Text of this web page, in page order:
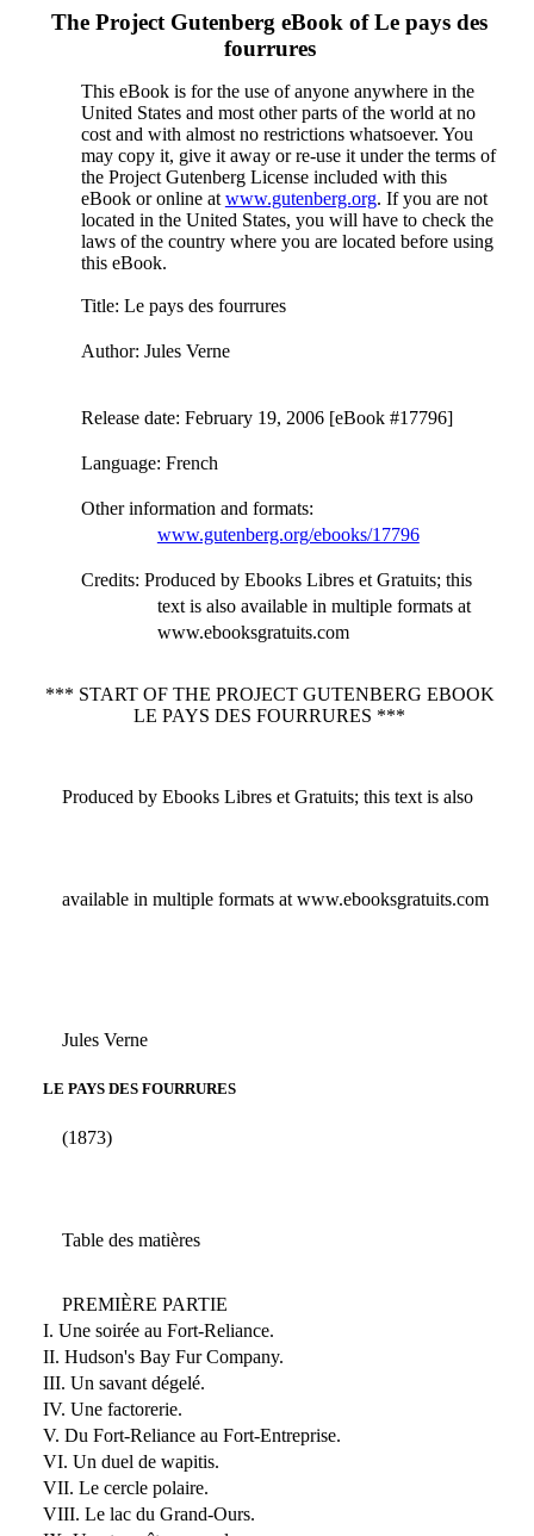
The Project Gutenberg eBook ofLe pays des
fourrures
This eBook is for the use of anyone anywhere in the
United States and most other parts of the world at no
cost and with almost no restrictions whatsoever. You
may copy it, give it away or re-use it under the terms of
the Project Gutenberg License included with this
eBook or online at www.gutenberg.org. If you are not
located in the United States, you will have to check the
laws of the country where you are located before using
this eBook.
Title: Le pays des fourrures
Author: Jules Verne
Release date: February 19, 2006 [eBook #17796]
Language: French
Other information and formats:
www.gutenberg.org/ebooks/17796
Credits: Produced by Ebooks Libres et Gratuits; this
text is also available in multiple formats at
www.ebooksgratuits.com
*** START OF THE PROJECT GUTENBERG EBOOK
LE PAYS DES FOURRURES ***
Produced by Ebooks Libres et Gratuits; this text is also
available in multiple formats at www.ebooksgratuits.com
Jules Verne
LE PAYS DES FOURRURES
(1873)
Table des matières
PREMIÈRE PARTIE
I. Une soirée au Fort-Reliance.
II. Hudson's Bay Fur Company.
III. Un savant dégelé.
IV. Une factorerie.
V. Du Fort-Reliance au Fort-Entreprise.
VI. Un duel de wapitis.
VII. Le cercle polaire.
VIII. Le lac du Grand-Ours.